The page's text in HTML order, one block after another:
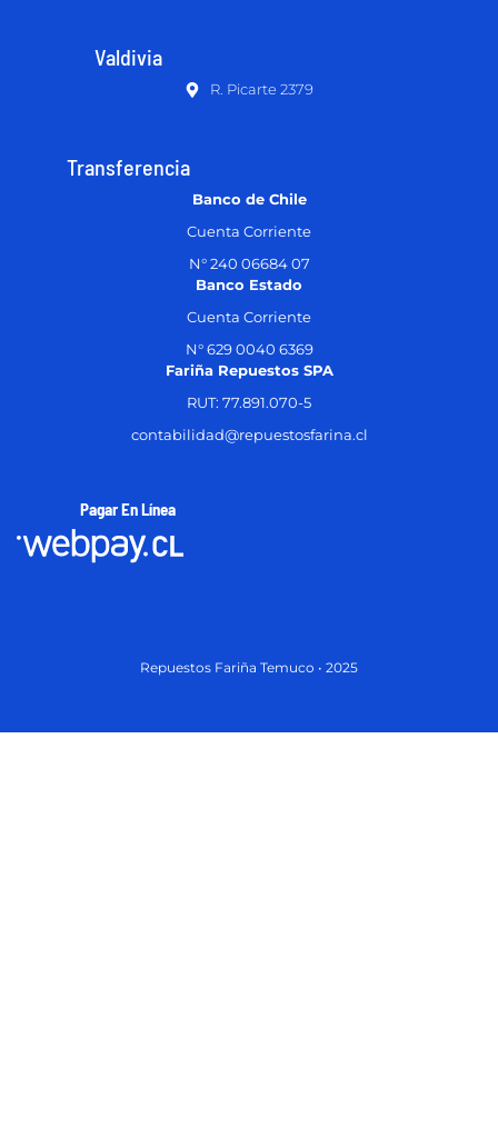
Valdivia
R. Picarte 2379
Transferencia
Banco de Chile
Cuenta Corriente
N° 240 06684 07
Banco Estado
Cuenta Corriente
N° 629 0040 6369
Fariña Repuestos SPA
RUT: 77.891.070-5
contabilidad@repuestosfarina.cl
Pagar En Línea
Repuestos Fariña Temuco • 2025